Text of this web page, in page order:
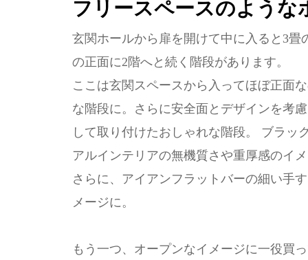
フリースペースのような
玄関ホールから扉を開けて中に入ると3
の正面に2階へと続く階段があります。
ここは玄関スペースから入ってほぼ正面
な階段に。さらに安全面とデザインを考
して取り付けたおしゃれな階段。 ブラッ
アルインテリアの無機質さや重厚感のイ
さらに、アイアンフラットバーの細い手
メージに。
もう一つ、オープンなイメージに一役買